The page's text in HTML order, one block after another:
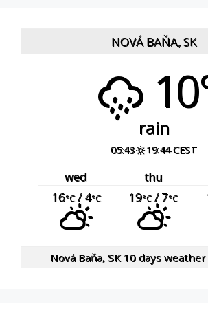
NOVÁ BAŇA, SK
rain
05:43 19:44 CEST
wed thu
16°C/ 4°C 19°C/ 7°C
Nová Baňa, SK10 days weather